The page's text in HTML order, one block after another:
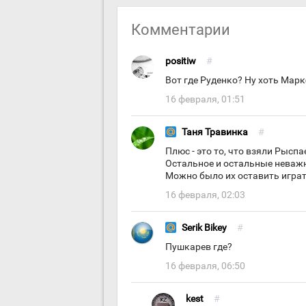
Комментарии
positiw #
Вот где Руденко? Ну хоть
16 февраля, 01:51
Таня Травинка #
Плюс - это то, что взяли
Остальное и остальные
Можно было их оставить
16 февраля, 02:03
Serik Bikey #
Пушкарев где?
16 февраля, 06:50
kest #